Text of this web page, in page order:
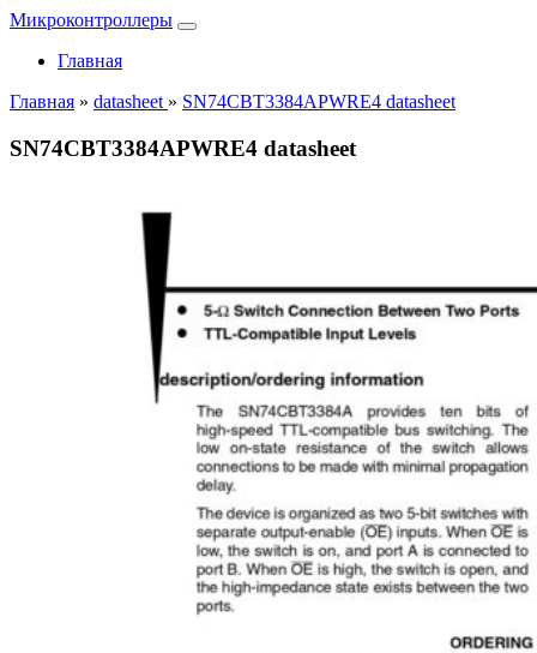
Микроконтроллеры
Главная
Главная » datasheet » SN74CBT3384APWRE4 datasheet
SN74CBT3384APWRE4 datasheet